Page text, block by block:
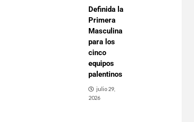
Definida la
Primera
Masculina
para los
cinco
equipos
palentinos
julio 29,
2026